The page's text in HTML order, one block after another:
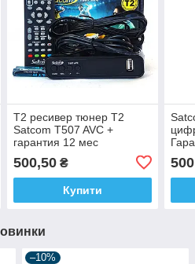
Т2 ресивер тюнер T2
Satcom T507 AVC +
гарантия 12 мес
500,50₴
Купити
–10%